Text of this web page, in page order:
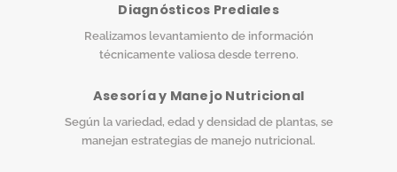
Diagnósticos Prediales
Realizamos levantamiento de información
técnicamente valiosa desde terreno.
Asesoría y Manejo Nutricional
Según la variedad, edad y densidad de plantas, se
manejan estrategias de manejo nutricional.